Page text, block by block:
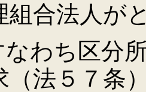
組合法人が
区分所有
（法５７条